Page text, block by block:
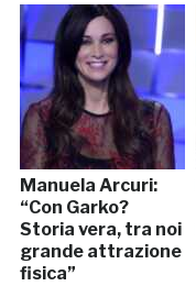
Manuela Arcuri:
“Con Garko?
Storia vera, tra noi
grande attrazione
fisica”